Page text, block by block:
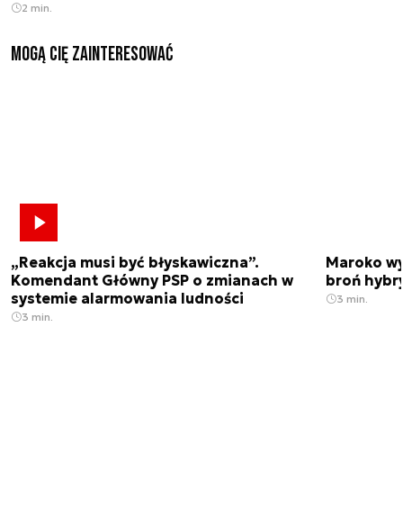
2 min.
Mogą Cię zainteresować
„Reakcja musi być błyskawiczna”.
Komendant Główny PSP o zmianach w
systemie alarmowania ludności
3 min.
Maroko
broń
3 min.